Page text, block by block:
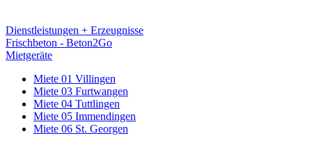
Dienstleistungen + Erzeugnisse
Frischbeton - Beton2Go
Mietgeräte
Miete 01 Villingen
Miete 03 Furtwangen
Miete 04 Tuttlingen
Miete 05 Immendingen
Miete 06 St. Georgen